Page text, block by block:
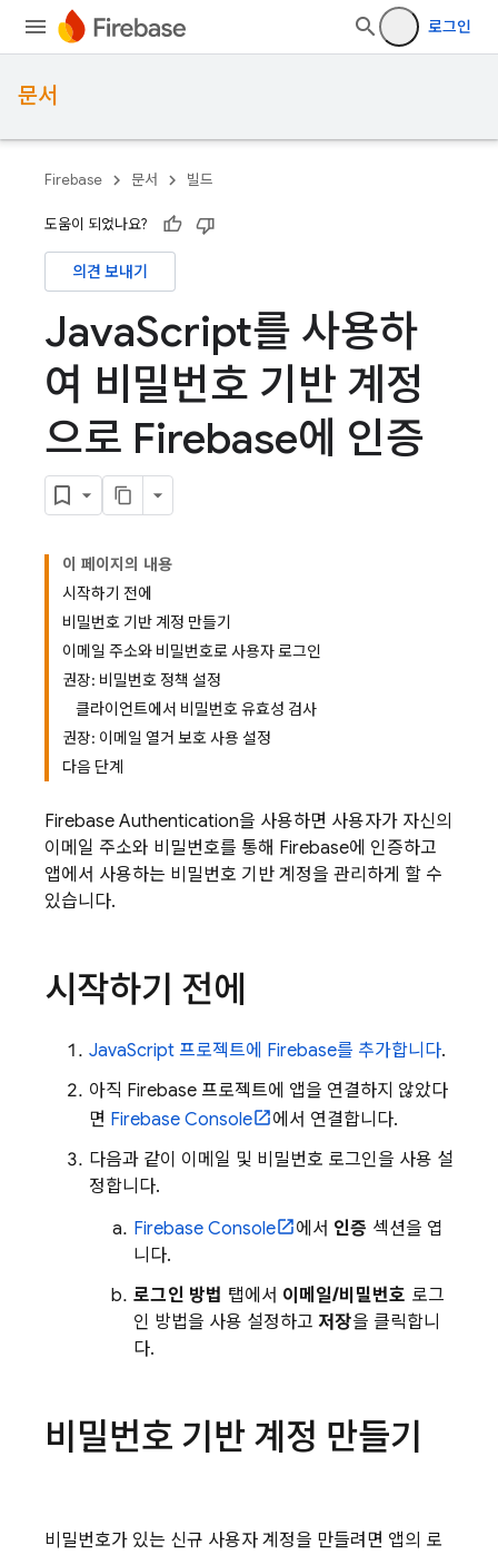
로그인
문서
Firebase 문서 빌드
도움이 되었나요?
의견 보내기
JavaScript를 사용하
여 비밀번호 기반 계정
으로 Firebase에 인증
이 페이지의 내용
시작하기 전에
비밀번호 기반 계정 만들기
이메일 주소와 비밀번호로 사용자 로그인
권장: 비밀번호 정책 설정
클라이언트에서 비밀번호 유효성 검사
권장: 이메일 열거 보호 사용 설정
다음 단계
Firebase Authentication을 사용하면 사용자가 자신의
이메일 주소와 비밀번호를 통해 Firebase에 인증하고
앱에서 사용하는 비밀번호 기반 계정을 관리하게 할 수
있습니다.
시작하기 전에
JavaScript 프로젝트에 Firebase를 추가합니다.
아직 Firebase 프로젝트에 앱을 연결하지 않았다
면 Firebase Console
에서 연결합니다.
다음과 같이 이메일 및 비밀번호 로그인을 사용 설
정합니다.
Firebase Console 에서 인증 섹션을 엽
니다.
로그인 방법 탭에서 이메일/비밀번호 로그
인 방법을 사용 설정하고 저장을 클릭합니
다.
비밀번호 기반 계정 만들기
비밀번호가 있는 신규 사용자 계정을 만들려면 앱의 로